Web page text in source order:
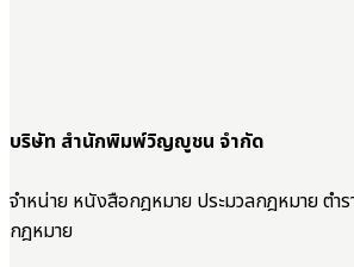
บริษัท สำนักพิมพ์วิญญูชน จำกัด
จำหน่าย หนังสือกฎหมาย ประมวลกฎหมาย ตำ
กฎหมาย